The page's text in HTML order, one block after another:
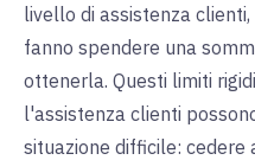
livello di assistenza
fanno spendere una
ottenerla. Questi limiti
l'assistenza clienti
situazione difficile: